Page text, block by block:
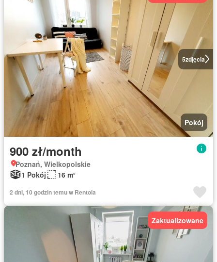
5zdjęcia
Pokój
900 zł/month
Poznań, Wielkopolskie
1 Pokój
16 m²
2 dni, 10 godzin temu w Rentola
Zaktualizowane